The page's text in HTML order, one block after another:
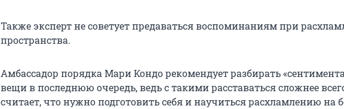
Также эксперт не советует предаваться воспоминаниям при
пространства.
Амбассадор порядка Мари Кондо рекомендует разбирать
вещи в последнюю очередь, ведь с такими расставаться сложнее
считает, что нужно подготовить себя и научиться расхламлению на